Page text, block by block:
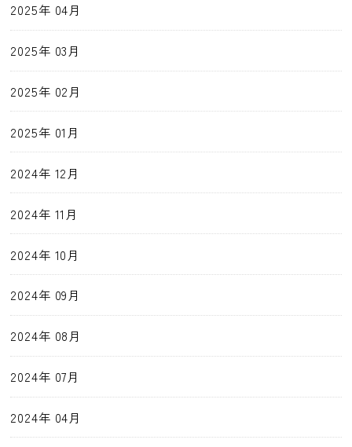
2025年 04月
2025年 03月
2025年 02月
2025年 01月
2024年 12月
2024年 11月
2024年 10月
2024年 09月
2024年 08月
2024年 07月
2024年 04月